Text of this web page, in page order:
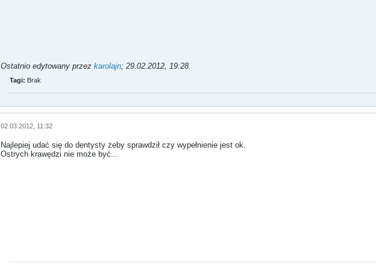
Ostatnio edytowany przez karolajn; 29.02.2012, 19:28.
Tagi: Brak
02.03.2012, 11:32
Najlepiej udać się do dentysty żeby sprawdził czy wypełnienie jest ok.
Ostrych krawędzi nie może być...